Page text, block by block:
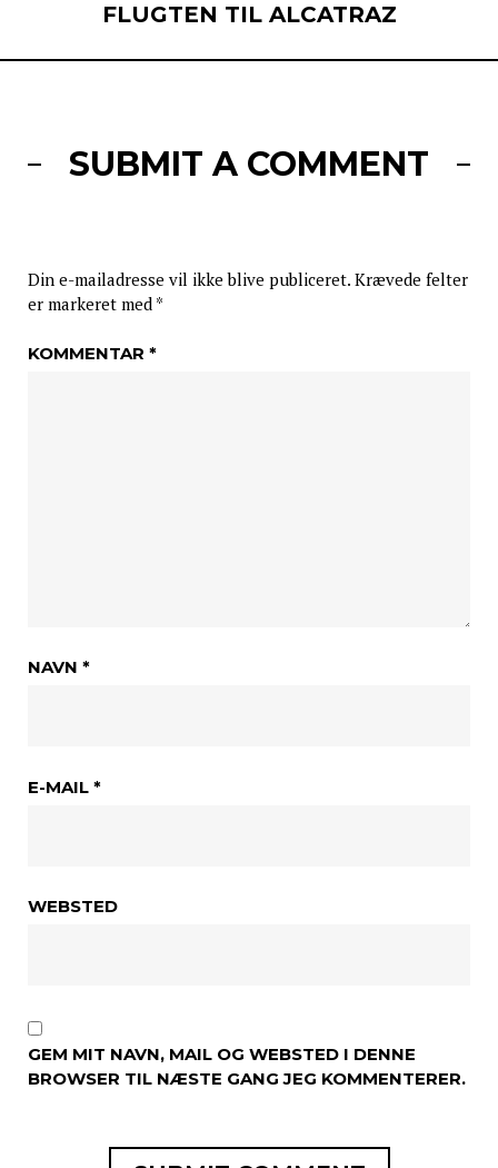
NAVIGATION
FLUGTEN TIL ALCATRAZ
SUBMIT A COMMENT
Din e-mailadresse vil ikke blive publiceret. Krævede felter
er markeret med *
KOMMENTAR *
NAVN *
E-MAIL *
WEBSTED
GEM MIT NAVN, MAIL OG WEBSTED I DENNE
BROWSER TIL NÆSTE GANG JEG KOMMENTERER.